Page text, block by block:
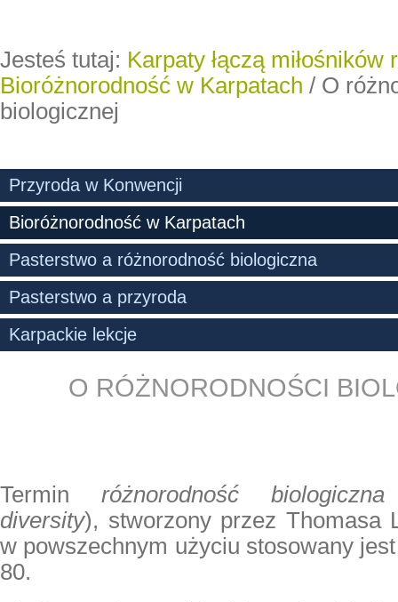
Jesteś tutaj: Karpaty łączą miłośników
Bioróżnorodność w Karpatach / O
biologicznej
Przyroda w Konwencji
Bioróżnorodność w Karpatach
Pasterstwo a różnorodność biologiczna
Pasterstwo a przyroda
Karpackie lekcje
O RÓŻNORODNOŚCI
Termin różnorodność biologiczna
diversity), stworzony przez Thomasa
w powszechnym użyciu stosowany jest
80.